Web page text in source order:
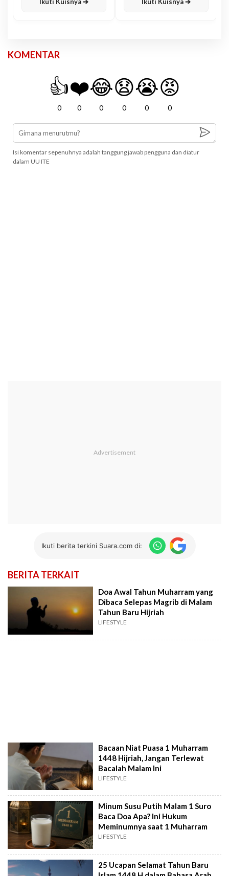
Ikuti Kuisnya ➔ Ikuti Kuisnya ➔
KOMENTAR
👍
0
❤️
0
😂
0
😧
0
😭
0
😡
0
Isi komentar sepenuhnya adalah tanggung jawab pengguna dan diatur
dalam UU ITE
Ikuti berita terkini Suara.com di:
BERITA TERKAIT
Doa Awal Tahun Muharram yang
Dibaca Selepas Magrib di Malam
Tahun Baru Hijriah
LIFESTYLE
Bacaan Niat Puasa 1 Muharram
1448 Hijriah, Jangan Terlewat
Bacalah Malam Ini
LIFESTYLE
Minum Susu Putih Malam 1 Suro
Baca Doa Apa? Ini Hukum
Meminumnya saat 1 Muharram
LIFESTYLE
25 Ucapan Selamat Tahun Baru